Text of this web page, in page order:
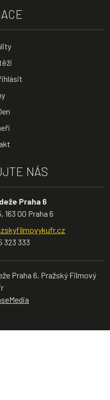
NÁS
Praha 6
163 00 Praha 6
323 333
Praha 6, Pražský Filmový